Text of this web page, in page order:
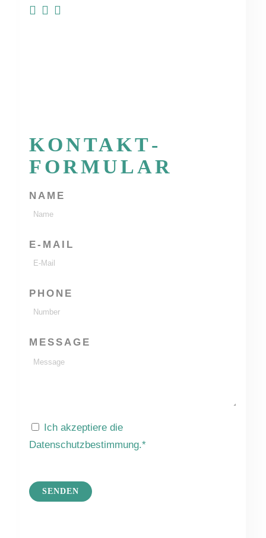
KONTAKT­
FORMULAR
NAME
E-MAIL
PHONE
MESSAGE
Ich akzeptiere die
Datenschutzbestimmung.*